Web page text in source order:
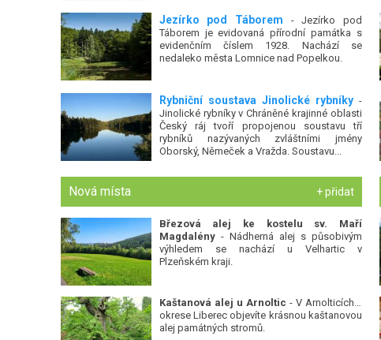
Jezírko pod Táborem - Jezírko pod
Táborem je evidovaná přírodní památka s
evidenčním číslem 1928. Nachází se
nedaleko města Lomnice nad Popelkou.
Rybniční soustava Jinolické rybníky-
Jinolické rybníky v Chráněné krajinné oblasti
Český ráj tvoří propojenou soustavu tří
rybníků nazývaných zvláštními jmény
Oborský, Němeček a Vražda. Soustavu...
Nová místa + přidat
Březová alej ke kostelu sv. Maří
Magdalény- Nádherná alej s působivým
výhledem se nachází u Velhartic v
Plzeňském kraji.
Kaštanová alej u Arnoltic - V Arnolticích v
okrese Liberec objevíte krásnou kaštanovou
alej památných stromů.